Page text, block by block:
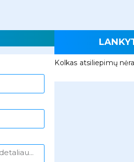
Kolkas atsiliepimų